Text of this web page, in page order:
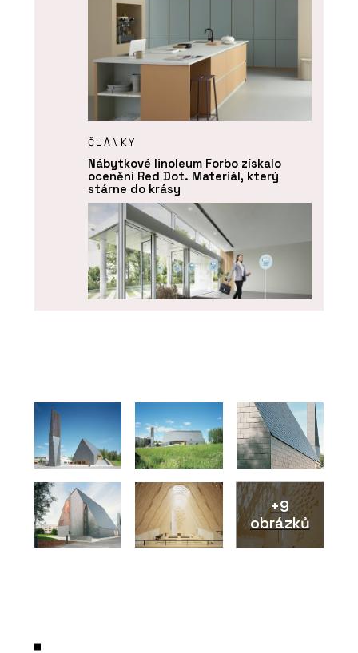
ČLÁNKY
Nábytkové linoleum Forbo získalo
ocenění Red Dot. Materiál, který
stárne do krásy
+9
obrázků